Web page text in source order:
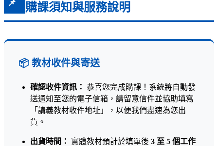
📌 購課須知與服務說明
📦 教材收件與寄送
確認收件資訊： 恭喜您完成購課！系統將自動發
送通知至您的電子信箱，請留意信件並協助填寫
「講義教材收件地址」，以便我們盡速為您出
貨。
出貨時間： 實體教材預計於填單後 3 至 5 個工作